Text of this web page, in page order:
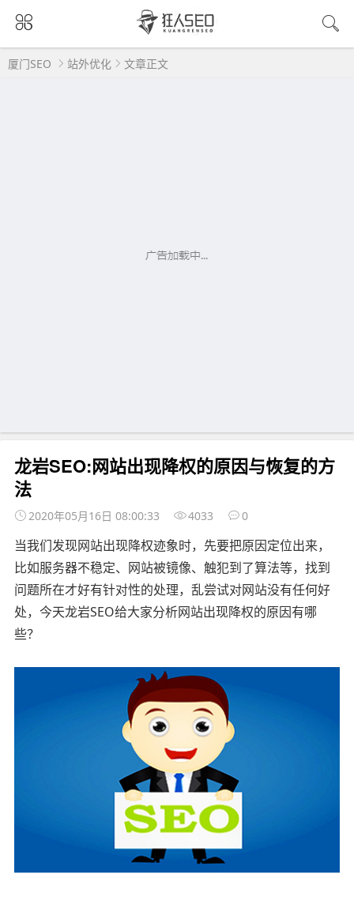
厦门SEO 站外优化 文章正文
龙岩SEO:网站出现降权的原因与恢复的方
法
2020年05月16日 08:00:33 4033 0
当我们发现网站出现降权迹象时，先要把原因定位出来，
比如服务器不稳定、网站被镜像、触犯到了算法等，找到
问题所在才好有针对性的处理，乱尝试对网站没有任何好
处，今天龙岩SEO给大家分析网站出现降权的原因有哪
些？